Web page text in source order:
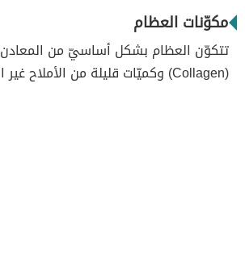
مكوّنات العظام
تتكوّن العظام بشكل أساسيّ من المعادن
(Collagen) وكميّات قليلة من الأملاح غير العضويّة.